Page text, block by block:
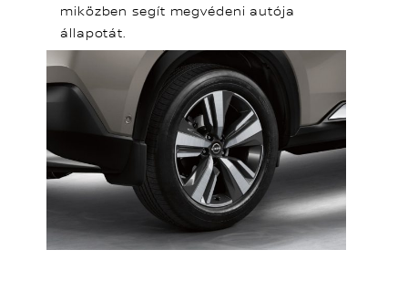
miközben segít megvédeni autója
állapotát.